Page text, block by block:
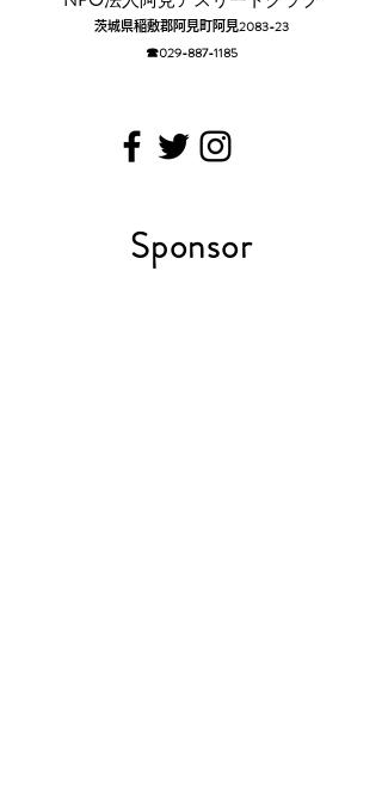
茨城県稲敷郡阿見町阿見2083-23
☎029-887-1185​
​Sponsor